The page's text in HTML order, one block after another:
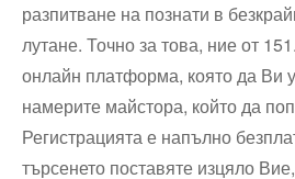
разпитване на познати в
лутане. Точно за това, ние от
онлайн платформа, която да Ви
намерите майстора, който да
Регистрацията е напълно
търсенето поставяте изцяло